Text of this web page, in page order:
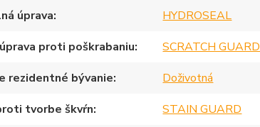
úprava
HYDROSEAL
proti poškrabaniu
SCRATCH GUARD
rezidentné bývanie
Doživotná
tvorbe škvŕn
STAIN GUARD